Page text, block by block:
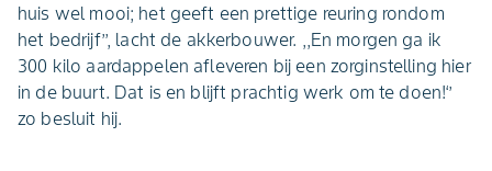
huis wel mooi; het geeft een prettige reuring rondom
het bedrijf’’, lacht de akkerbouwer. ,,En morgen ga ik
300 kilo aardappelen afleveren bij een zorginstelling hier
in de buurt. Dat is en blijft prachtig werk om te doen!‘’
zo besluit hij.